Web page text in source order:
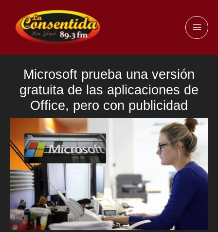
contenido
Microsoft prueba una versión
gratuita de las aplicaciones de
Office, pero con publicidad